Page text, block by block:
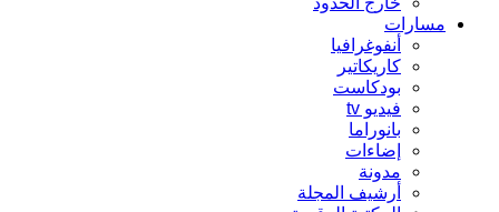
مسارات
أنفوغرافيا
كاريكاتير
بودكاست
فيديو tv
بانوراما
إضاءات
مدونة
أرشيف المجلة